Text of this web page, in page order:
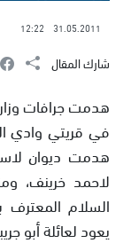
31.05.2011
12:22
شارك المقال
هدمت جرافات
في قريتي وادي
هدمت ديوان
لاحمد خرينف،
السلام
يعود لعائلة أبو